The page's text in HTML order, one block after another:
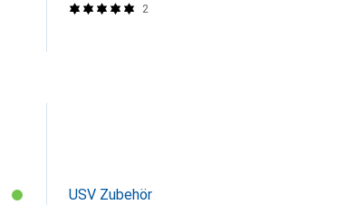
2
USV Zubehör